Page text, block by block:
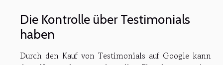
Die Kontrolle über Testimonials
haben
Durch den Kauf von Testimonials auf Google kann